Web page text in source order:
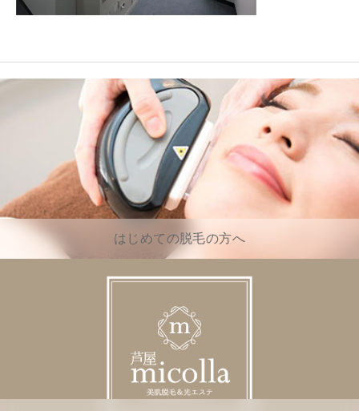
はじめての脱毛の方へ